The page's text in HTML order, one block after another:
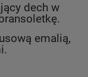
dech w
emalią,